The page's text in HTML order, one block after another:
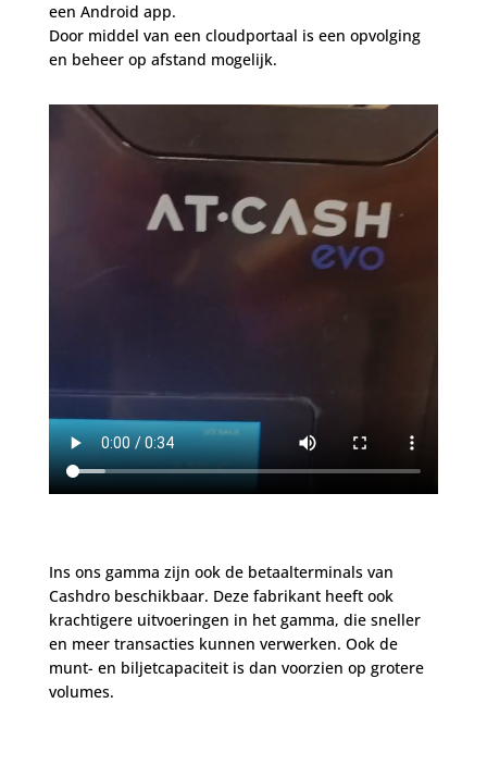
een Android app.
Door middel van een cloudportaal is een opvolging
en beheer op afstand mogelijk.
Ins ons gamma zijn ook de betaalterminals van
Cashdro beschikbaar. Deze fabrikant heeft ook
krachtigere uitvoeringen in het gamma, die sneller
en meer transacties kunnen verwerken. Ook de
munt- en biljetcapaciteit is dan voorzien op grotere
volumes.